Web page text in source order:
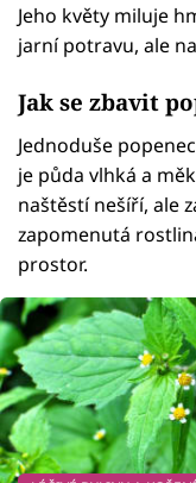
Jeho květy miluje
jarní potravu, ale
Jak se zbavit
Jednoduše
je půda vlhká a
naštěstí nešíří, ale
zapomenutá
prostor.